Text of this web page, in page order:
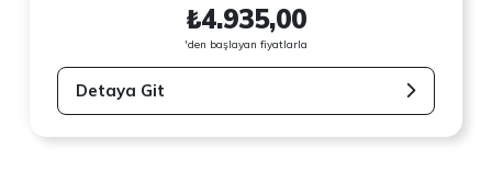
₺4.935,00
'den başlayan fiyatlarla
Detaya Git